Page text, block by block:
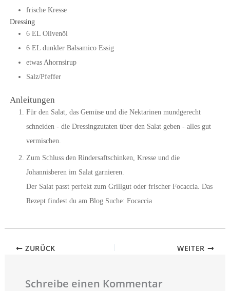
frische Kresse
Dressing
6 EL Olivenöl
6 EL dunkler Balsamico Essig
etwas Ahornsirup
Salz/Pfeffer
Anleitungen
Für den Salat, das Gemüse und die Nektarinen mundgerecht
schneiden - die Dressingzutaten über den Salat geben - alles gut
vermischen.
Zum Schluss den Rindersaftschinken, Kresse und die
Johannisberen im Salat garnieren.
Der Salat passt perfekt zum Grillgut oder frischer Focaccia. Das
Rezept findest du am Blog Suche: Focaccia
ZURÜCK WEITER
Schreibe einen Kommentar